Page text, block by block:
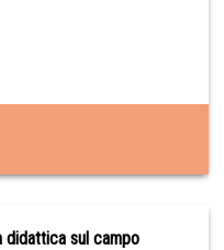
didattica sul campo